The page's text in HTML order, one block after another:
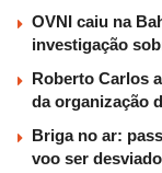
OVNI caiu na
investigação
Roberto Carlos
da organização
Briga no ar:
voo ser